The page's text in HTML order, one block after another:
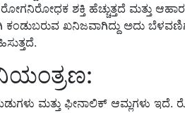
ಶಕ್ತಿ ಹೆಚ್ಚುತ್ತದೆ ಮತ್ತು
ಕಂಡುಬರುವ ಖನಿಜವಾಗಿದ್ದು ಅದು
ಮತ್ತು ಫೀನಾಲಿಕ್ ಆಮ್ಲಗಳು